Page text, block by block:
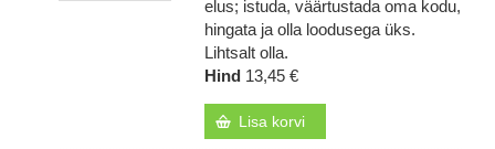
elus; istuda, väärtustada oma kodu,
hingata ja olla loodusega üks.
Lihtsalt olla.
Hind 13,45 €
Lisa korvi